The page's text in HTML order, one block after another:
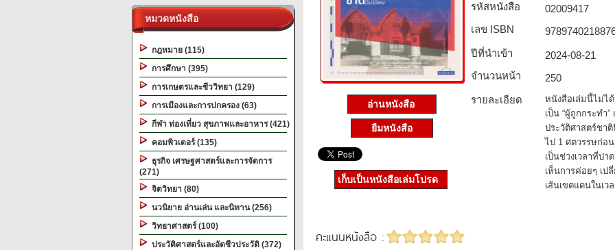
หมวดหนังสือ
กฎหมาย (115)
การศึกษา (395)
การเกษตรและชีววิทยา (129)
การเมืองและการปกครอง (63)
กีฬา ท่องเที่ยว สุขภาพและอาหาร (421)
คอมพิวเตอร์ (135)
ธุรกิจ เศรษฐศาสตร์และการจัดการ
(271)
จิตวิทยา (80)
นวนิยาย อ่านเล่น และนิทาน (256)
วิทยาศาสตร์ (100)
ประวัติศาสตร์และอัตชีวประวัติ (372)
อ่านหนังสือ
ยืมหนังสือ
รหัสหนังสือ­
02009417
เลข ISBN
ปีที่นำเข้า
2024-08-21
จำนวนหน้า
250
รายละเอียด
หนังสือเล่มนี้ไม่ได้
เป็น “ผู้ถูกกระทำ
ประวัติศาสตร์ชา
ไป 1 ศตวรรษก่อ
เป็นช่วงเวลาที่ปา
เห็นการค่อยๆ เ
เส้นเขตแดนในเว
เก็บเป็นหนังสือเล่มโปรด
คะแนนหนังสือ :